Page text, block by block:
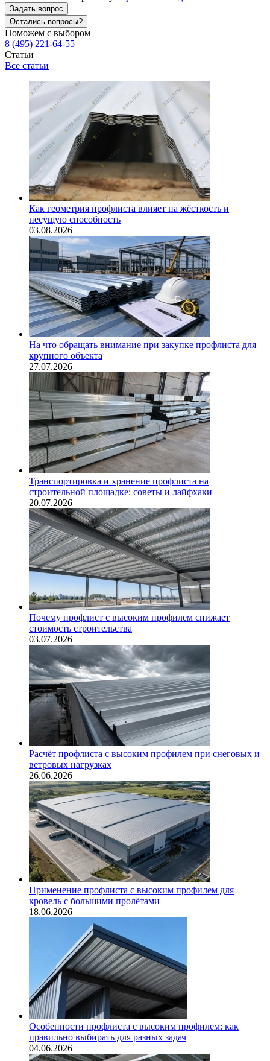
Задать вопрос
Остались вопросы?
Поможем с выбором
8 (495) 221-64-55
Статьи
Все статьи
Как геометрия профлиста влияет на жёсткость и
несущую способность
03.08.2026
На что обращать внимание при закупке профлиста для
крупного объекта
27.07.2026
Транспортировка и хранение профлиста на
строительной площадке: советы и лайфхаки
20.07.2026
Почему профлист с высоким профилем снижает
стоимость строительства
03.07.2026
Расчёт профлиста с высоким профилем при снеговых и
ветровых нагрузках
26.06.2026
Применение профлиста с высоким профилем для
кровель с большими пролётами
18.06.2026
Особенности профлиста с высоким профилем: как
правильно выбирать для разных задач
04.06.2026